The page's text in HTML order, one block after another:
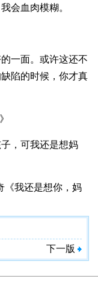
会血肉模糊。
一面。或许这还不
陷的时候，你才真
，可我还是想妈
我还是想你，妈
下一版